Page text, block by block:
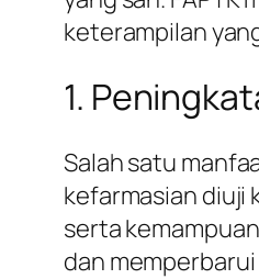
keterampilan
1.
Salah satu
kefarmasian diuji
serta
dan